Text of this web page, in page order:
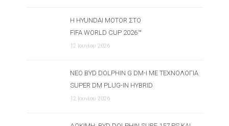
Η HYUNDAI MOTOR ΣΤΟ
FIFA WORLD CUP 2026™
12 Ιουνίου 2026
ΝΈΟ BYD DOLPHIN G DM-I ΜΕ ΤΕΧΝΟΛΟΓΊΑ
SUPER DM PLUG-IN HYBRID
12 Ιουνίου 2026